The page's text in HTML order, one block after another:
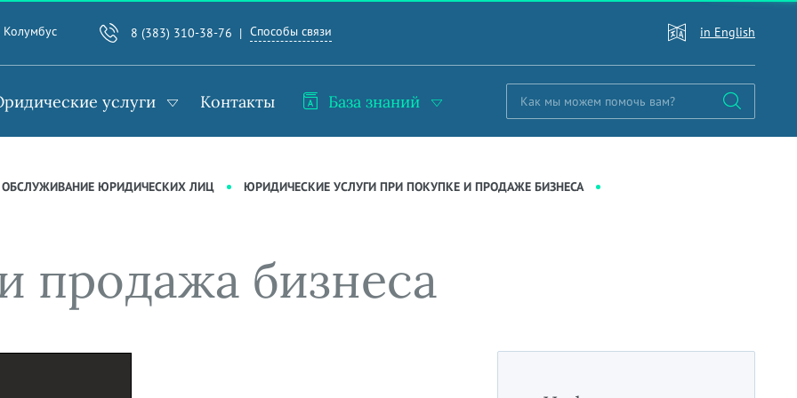
Колумбус 8 (383) 310-38-76 Способы связи in English
услуги Контакты База знаний
ЮРИДИЧЕСКИХ ЛИЦ
ЮРИДИЧЕСКИЕ УСЛУГИ ПРИ ПОКУПКЕ И ПРОДАЖЕ БИЗНЕСА
продажа бизнеса